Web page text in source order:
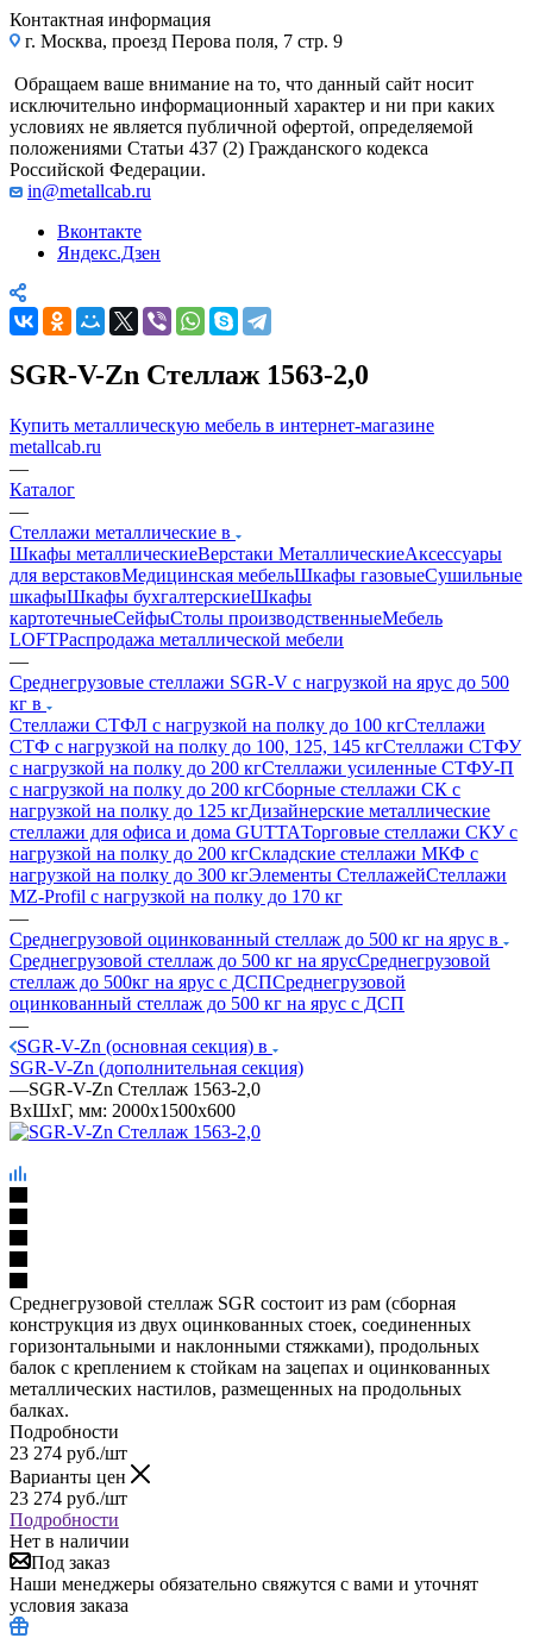
Контактная информация
г. Москва, проезд Перова поля, 7 стр. 9
Обращаем ваше внимание на то, что данный сайт носит
исключительно информационный характер и ни при каких
условиях не является публичной офертой, определяемой
положениями Статьи 437 (2) Гражданского кодекса
Российской Федерации.
in@metallcab.ru
Вконтакте
Яндекс.Дзен
SGR-V-Zn Стеллаж 1563-2,0
Купить металлическую мебель в интернет-магазине
metallcab.ru
—
Каталог
—
Стеллажи металлические в
Шкафы металлическиеВерстаки МеталлическиеАксессуары
для верстаковМедицинская мебельШкафы газовыеСушильные
шкафыШкафы бухгалтерскиеШкафы
картотечныеСейфыСтолы производственныеМебель
LOFTРаспродажа металлической мебели
—
Среднегрузовые стеллажи SGR-V с нагрузкой на ярус до 500
кг в
Стеллажи СТФЛ с нагрузкой на полку до 100 кгСтеллажи
СТФ с нагрузкой на полку до 100, 125, 145 кгСтеллажи СТФУ
с нагрузкой на полку до 200 кгСтеллажи усиленные СТФУ-П
с нагрузкой на полку до 200 кгСборные стеллажи СК с
нагрузкой на полку до 125 кгДизайнерские металлические
стеллажи для офиса и дома GUTTAТорговые стеллажи СКУ с
нагрузкой на полку до 200 кгСкладские стеллажи МКФ с
нагрузкой на полку до 300 кгЭлементы СтеллажейСтеллажи
MZ-Profil с нагрузкой на полку до 170 кг
—
Среднегрузовой оцинкованный стеллаж до 500 кг на ярус в
Среднегрузовой стеллаж до 500 кг на ярусСреднегрузовой
стеллаж до 500кг на ярус с ДСПСреднегрузовой
оцинкованный стеллаж до 500 кг на ярус с ДСП
—
SGR-V-Zn (основная секция) в
SGR-V-Zn (дополнительная секция)
—SGR-V-Zn Стеллаж 1563-2,0
ВхШхГ, мм: 2000x1500x600
Среднегрузовой стеллаж SGR состоит из рам (сборная
конструкция из двух оцинкованных стоек, соединенных
горизонтальными и наклонными стяжками), продольных
балок с креплением к стойкам на зацепах и оцинкованных
металлических настилов, размещенных на продольных
балках.
Подробности
23 274 руб./шт
Варианты цен
23 274 руб./шт
Подробности
Нет в наличии
Под заказ
Наши менеджеры обязательно свяжутся с вами и уточнят
условия заказа